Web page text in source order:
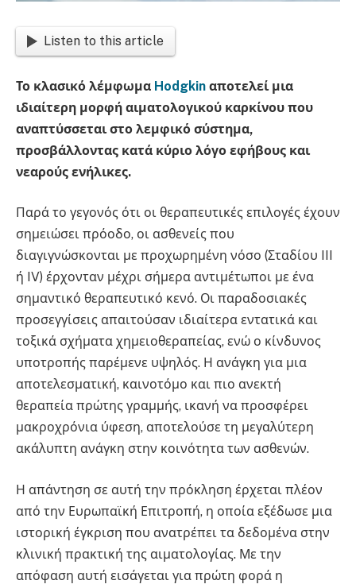
Listen to this article
Το κλασικό λέμφωμα Hodgkin αποτελεί μια
ιδιαίτερη μορφή αιματολογικού καρκίνου που
αναπτύσσεται στο λεμφικό σύστημα,
προσβάλλοντας κατά κύριο λόγο εφήβους και
νεαρούς ενήλικες.
Παρά το γεγονός ότι οι θεραπευτικές επιλογές έχουν
σημειώσει πρόοδο, οι ασθενείς που
διαγιγνώσκονται με προχωρημένη νόσο (Σταδίου III
ή IV) έρχονταν μέχρι σήμερα αντιμέτωποι με ένα
σημαντικό θεραπευτικό κενό. Οι παραδοσιακές
προσεγγίσεις απαιτούσαν ιδιαίτερα εντατικά και
τοξικά σχήματα χημειοθεραπείας, ενώ ο κίνδυνος
υποτροπής παρέμενε υψηλός. Η ανάγκη για μια
αποτελεσματική, καινοτόμο και πιο ανεκτή
θεραπεία πρώτης γραμμής, ικανή να προσφέρει
μακροχρόνια ύφεση, αποτελούσε τη μεγαλύτερη
ακάλυπτη ανάγκη στην κοινότητα των ασθενών.
Η απάντηση σε αυτή την πρόκληση έρχεται πλέον
από την Ευρωπαϊκή Επιτροπή, η οποία εξέδωσε μια
ιστορική έγκριση που ανατρέπει τα δεδομένα στην
κλινική πρακτική της αιματολογίας. Με την
απόφαση αυτή εισάγεται για πρώτη φορά η